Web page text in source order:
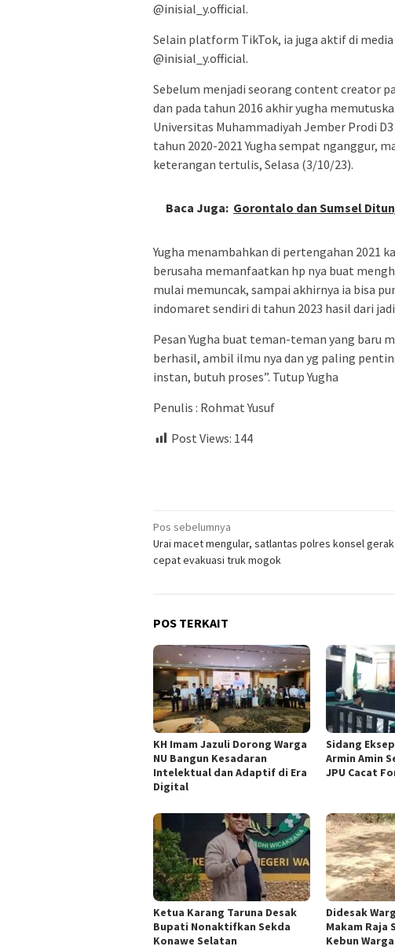
@inisial_y.official.
Selain platform TikTok, ia juga aktif di
@inisial_y.official.
Sebelum menjadi seorang content creator
dan pada tahun 2016 akhir yugha
Universitas Muhammadiyah Jember Prodi
tahun 2020-2021 Yugha sempat nganggur,
keterangan tertulis, Selasa (3/10/23).
Baca Juga: Gorontalo dan Sumsel
Yugha menambahkan di pertengahan 2021
berusaha memanfaatkan hp nya buat
mulai memuncak, sampai akhirnya ia bisa
indomaret sendiri di tahun 2023 hasil dari
Pesan Yugha buat teman-teman yang baru
berhasil, ambil ilmu nya dan yg paling
instan, butuh proses”. Tutup Yugha
Penulis : Rohmat Yusuf
Post Views: 144
Navigasi
pos
Pos sebelumnya
Urai macet mengular, satlantas polres konsel gerak
cepat evakuasi truk mogok
POS TERKAIT
KH Imam Jazuli Dorong Warga
NU Bangun Kesadaran
Intelektual dan Adaptif di Era
Digital
‎Sidang
Armin Amin
JPU Cacat
Ketua ‎Karang Taruna Desak
Bupati Nonaktifkan Sekda
Konawe Selatan
Didesak
Makam Raja
Kebun